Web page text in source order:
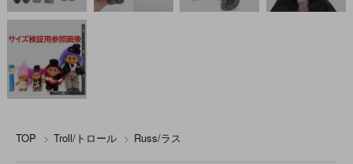
TOP > Troll/トロール > Russ/ラス